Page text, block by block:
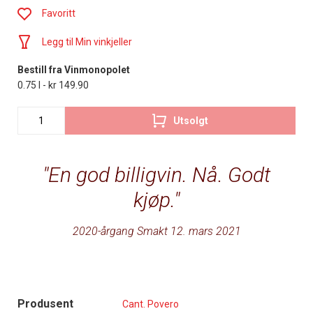
En god billigvin. Nå. Godt
kjøp.
2020-årgang Smakt 12. mars 2021
Produsent Cant. Povero
Favoritt
Legg til Min vinkjeller
Bestill fra Vinmonopolet
0.75 l - kr 149.90
Utsolgt